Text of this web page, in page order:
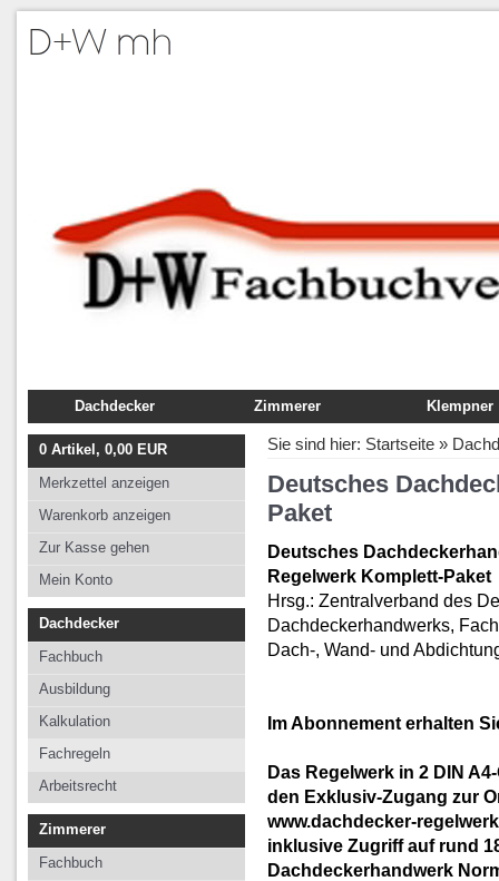
Dachdecker
Fachbuch
Ausbildung
Kalkulation
Fachregeln
Arbeitsrecht
Zimmerer
Fachbuch
Ausbildung
Kalkulation
Klempner
Fachbuch
Ausbildung
0 Artikel, 0,00 EUR
Merkzettel anzeigen
Warenkorb anzeigen
Zur Kasse gehen
Mein Konto
Dachdecker
Fachbuch
Ausbildung
Kalkulation
Fachregeln
Arbeitsrecht
Zimmerer
Fachbuch
Sie sind hier: Startseite »
Deutsches
Paket
Deutsches
Regelwerk Komplett-Paket
Hrsg.: Zentralverband des
Dachdeckerhandwerks,
Dach-, Wand- und
Im Abonnement erhalten
Das Regelwerk in 2 DIN
den Exklusiv-Zugang zur
www.dachdecker-
inklusive Zugriff auf rund
Dachdeckerhandwerk